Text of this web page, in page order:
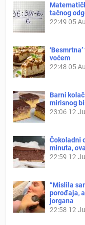
tačnog
22:49 05
voćem
22:48 05
Barni
mirisnog
23:06 12
Čokoladni
minuta,
22:59 12
“Mislila
porođaja,
jorgana
22:58 12